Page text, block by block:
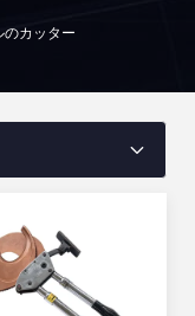
のカッター